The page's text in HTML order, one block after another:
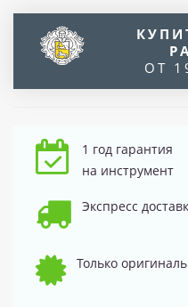
ОТ
1 год гарантия
на инструмент
Экспресс
Только